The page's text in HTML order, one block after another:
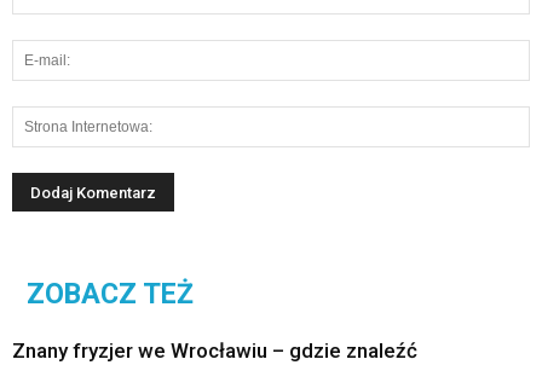
ZOBACZ TEŻ
Znany fryzjer we Wrocławiu – gdzie znaleźć